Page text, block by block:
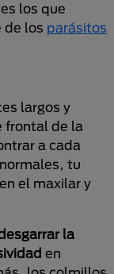
los que
de los parásitos
largos y
frontal de la
a cada
tu
el maxilar y
la
en